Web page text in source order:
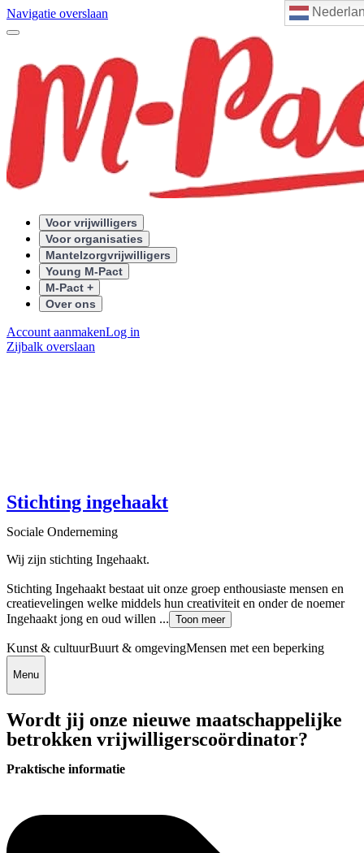
Navigatie overslaan
Voor vrijwilligers
Voor organisaties
Mantelzorgvrijwilligers
Young M-Pact
M-Pact +
Over ons
Account aanmakenLog in
Zijbalk overslaan
Stichting ingehaakt
Sociale Onderneming
Wij zijn stichting Ingehaakt.
Stichting Ingehaakt bestaat uit onze groep enthousiaste mensen en
creatievelingen welke middels hun creativiteit en onder de noemer
Ingehaakt jong en oud willen ... Toon meer
Kunst & cultuurBuurt & omgevingMensen met een beperking
Menu
Wordt jij onze nieuwe maatschappelijke
betrokken vrijwilligerscoördinator?
Praktische informatie